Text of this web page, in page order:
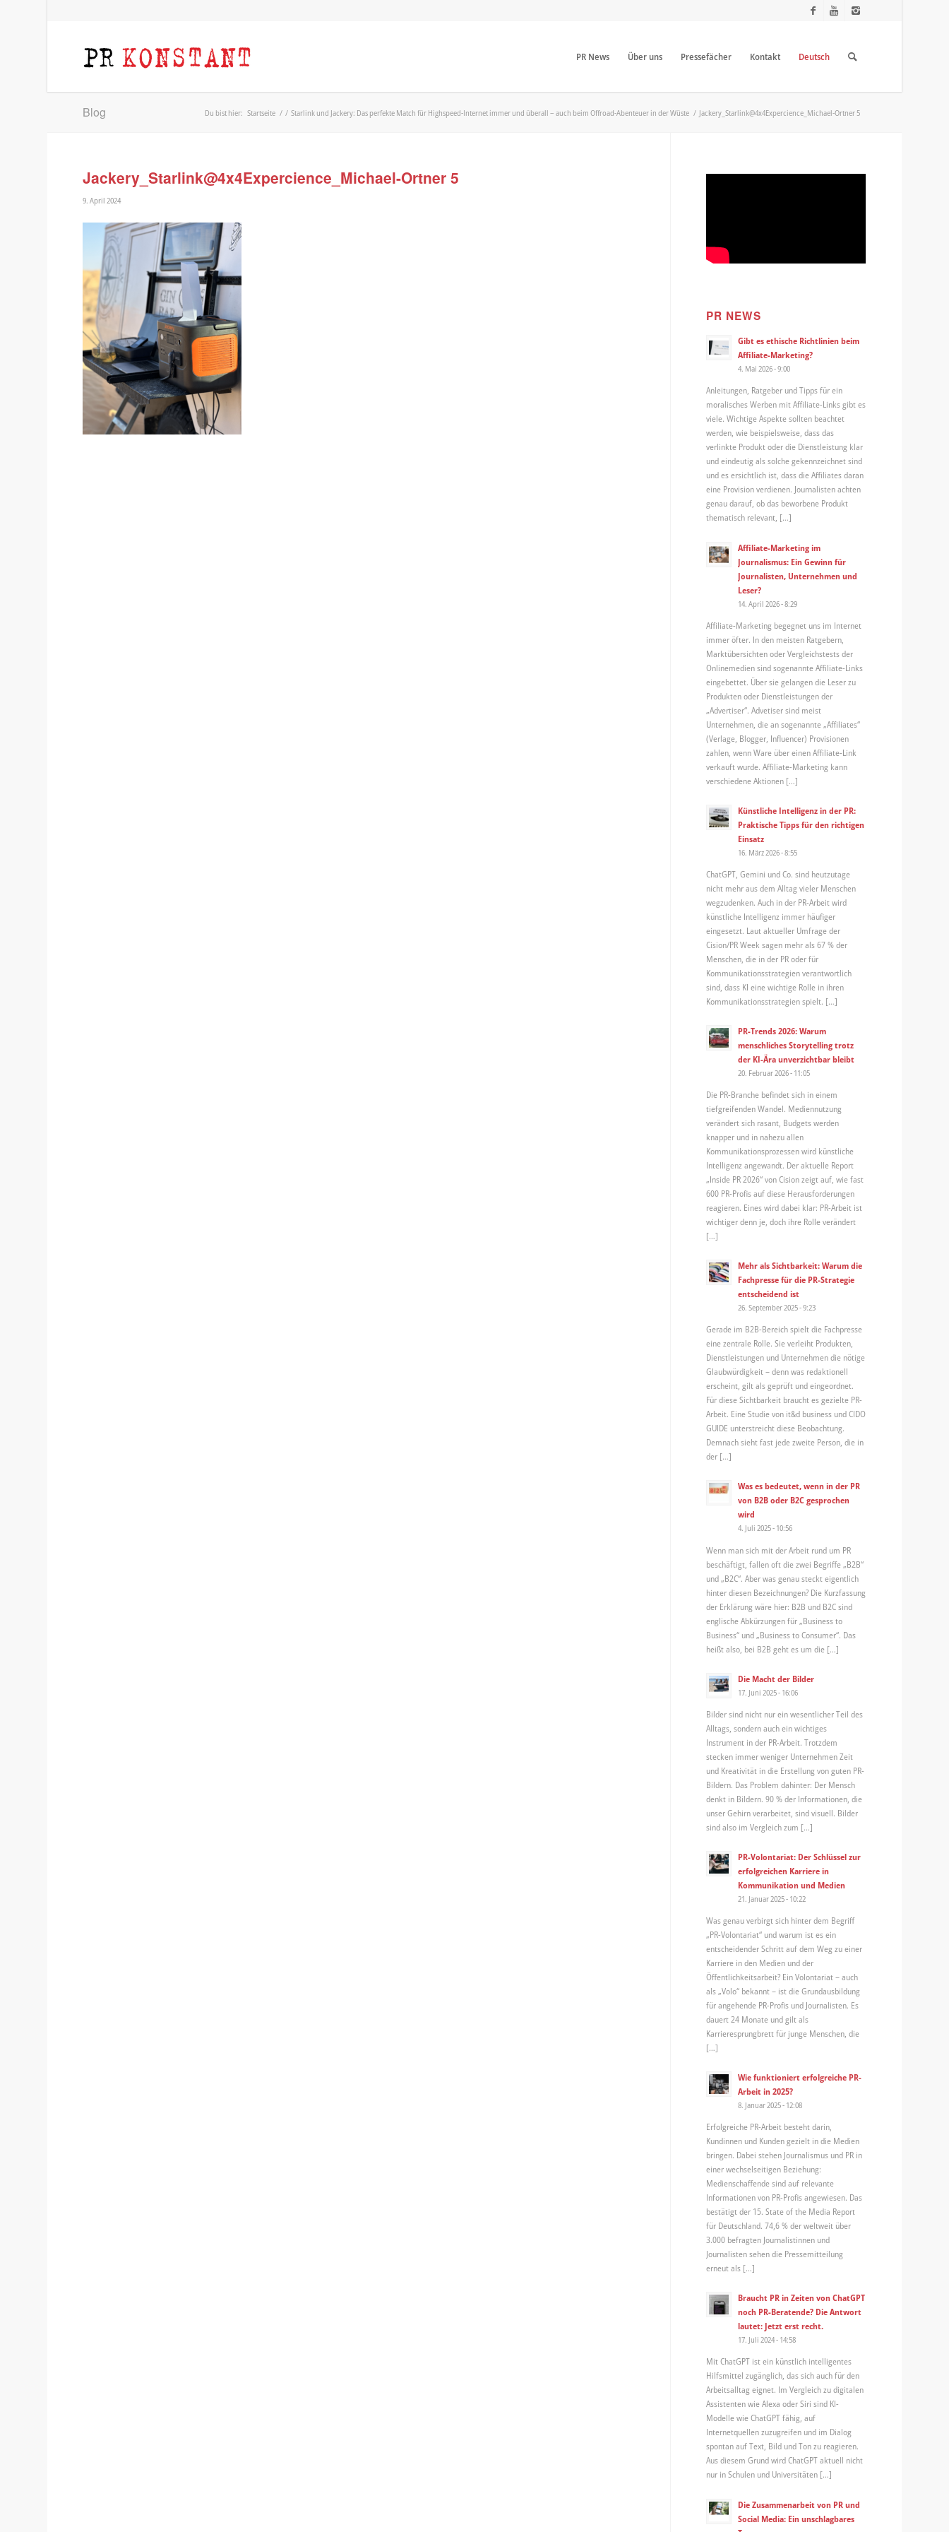
PR News Über uns Pressefächer Kontakt Deutsch
Blog Du bist hier: Startseite / / Starlink und Jackery: Das perfekte Match für Highspeed-Internet immer und überall – auch beim Offroad-Abenteuer in der Wüste / Jackery_Starlink@4x4Expercience_Michael-Ortner 5
Jackery_Starlink@4x4Expercience_Michael-Ortner 5
9. April 2024
PR NEWS
Gibt es ethische Richtlinien beim
Affiliate-Marketing?
4. Mai 2026 - 9:00
Anleitungen, Ratgeber und Tipps für ein
moralisches Werben mit Affiliate-Links gibt es
viele. Wichtige Aspekte sollten beachtet
werden, wie beispielsweise, dass das
verlinkte Produkt oder die Dienstleistung klar
und eindeutig als solche gekennzeichnet sind
und es ersichtlich ist, dass die Affiliates daran
eine Provision verdienen. Journalisten achten
genau darauf, ob das beworbene Produkt
thematisch relevant, […]
Affiliate-Marketing im
Journalismus: Ein Gewinn für
Journalisten, Unternehmen und
Leser?
14. April 2026 - 8:29
Affiliate-Marketing begegnet uns im Internet
immer öfter. In den meisten Ratgebern,
Marktübersichten oder Vergleichstests der
Onlinemedien sind sogenannte Affiliate-Links
eingebettet. Über sie gelangen die Leser zu
Produkten oder Dienstleistungen der
„Advertiser“. Advetiser sind meist
Unternehmen, die an sogenannte „Affiliates“
(Verlage, Blogger, Influencer) Provisionen
zahlen, wenn Ware über einen Affiliate-Link
verkauft wurde. Affiliate-Marketing kann
verschiedene Aktionen […]
Künstliche Intelligenz in der PR:
Praktische Tipps für den richtigen
Einsatz
16. März 2026 - 8:55
ChatGPT, Gemini und Co. sind heutzutage
nicht mehr aus dem Alltag vieler Menschen
wegzudenken. Auch in der PR-Arbeit wird
künstliche Intelligenz immer häufiger
eingesetzt. Laut aktueller Umfrage der
Cision/PR Week sagen mehr als 67 % der
Menschen, die in der PR oder für
Kommunikationsstrategien verantwortlich
sind, dass KI eine wichtige Rolle in ihren
Kommunikationsstrategien spielt. […]
PR-Trends 2026: Warum
menschliches Storytelling trotz
der KI-Ära unverzichtbar bleibt
20. Februar 2026 - 11:05
Die PR-Branche befindet sich in einem
tiefgreifenden Wandel. Mediennutzung
verändert sich rasant, Budgets werden
knapper und in nahezu allen
Kommunikationsprozessen wird künstliche
Intelligenz angewandt. Der aktuelle Report
„Inside PR 2026“ von Cision zeigt auf, wie fast
600 PR-Profis auf diese Herausforderungen
reagieren. Eines wird dabei klar: PR-Arbeit ist
wichtiger denn je, doch ihre Rolle verändert
[…]
Mehr als Sichtbarkeit: Warum die
Fachpresse für die PR-Strategie
entscheidend ist
26. September 2025 - 9:23
Gerade im B2B-Bereich spielt die Fachpresse
eine zentrale Rolle. Sie verleiht Produkten,
Dienstleistungen und Unternehmen die nötige
Glaubwürdigkeit – denn was redaktionell
erscheint, gilt als geprüft und eingeordnet.
Für diese Sichtbarkeit braucht es gezielte PR-
Arbeit. Eine Studie von it&d business und CIDO
GUIDE unterstreicht diese Beobachtung.
Demnach sieht fast jede zweite Person, die in
der […]
Was es bedeutet, wenn in der PR
von B2B oder B2C gesprochen
wird
4. Juli 2025 - 10:56
Wenn man sich mit der Arbeit rund um PR
beschäftigt, fallen oft die zwei Begriffe „B2B“
und „B2C“. Aber was genau steckt eigentlich
hinter diesen Bezeichnungen? Die Kurzfassung
der Erklärung wäre hier: B2B und B2C sind
englische Abkürzungen für „Business to
Business“ und „Business to Consumer“. Das
heißt also, bei B2B geht es um die […]
Die Macht der Bilder
17. Juni 2025 - 16:06
Bilder sind nicht nur ein wesentlicher Teil des
Alltags, sondern auch ein wichtiges
Instrument in der PR-Arbeit. Trotzdem
stecken immer weniger Unternehmen Zeit
und Kreativität in die Erstellung von guten PR-
Bildern. Das Problem dahinter: Der Mensch
denkt in Bildern. 90 % der Informationen, die
unser Gehirn verarbeitet, sind visuell. Bilder
sind also im Vergleich zum […]
PR-Volontariat: Der Schlüssel zur
erfolgreichen Karriere in
Kommunikation und Medien
21. Januar 2025 - 10:22
Was genau verbirgt sich hinter dem Begriff
„PR-Volontariat“ und warum ist es ein
entscheidender Schritt auf dem Weg zu einer
Karriere in den Medien und der
Öffentlichkeitsarbeit? Ein Volontariat – auch
als „Volo“ bekannt – ist die Grundausbildung
für angehende PR-Profis und Journalisten. Es
dauert 24 Monate und gilt als
Karrieresprungbrett für junge Menschen, die
[…]
Wie funktioniert erfolgreiche PR-
Arbeit in 2025?
8. Januar 2025 - 12:08
Erfolgreiche PR-Arbeit besteht darin,
Kundinnen und Kunden gezielt in die Medien
bringen. Dabei stehen Journalismus und PR in
einer wechselseitigen Beziehung:
Medienschaffende sind auf relevante
Informationen von PR-Profis angewiesen. Das
bestätigt der 15. State of the Media Report
für Deutschland. 74,6 % der weltweit über
3.000 befragten Journalistinnen und
Journalisten sehen die Pressemitteilung
erneut als […]
Braucht PR in Zeiten von ChatGPT
noch PR-Beratende? Die Antwort
lautet: Jetzt erst recht.
17. Juli 2024 - 14:58
Mit ChatGPT ist ein künstlich intelligentes
Hilfsmittel zugänglich, das sich auch für den
Arbeitsalltag eignet. Im Vergleich zu digitalen
Assistenten wie Alexa oder Siri sind KI-
Modelle wie ChatGPT fähig, auf
Internetquellen zuzugreifen und im Dialog
spontan auf Text, Bild und Ton zu reagieren.
Aus diesem Grund wird ChatGPT aktuell nicht
nur in Schulen und Universitäten […]
Die Zusammenarbeit von PR und
Social Media: Ein unschlagbares